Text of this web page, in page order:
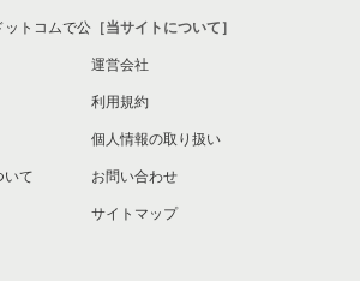
ットコムで公
いて
［当サイトについて］
運営会社
利用規約
個人情報の取り扱い
お問い合わせ
サイトマップ